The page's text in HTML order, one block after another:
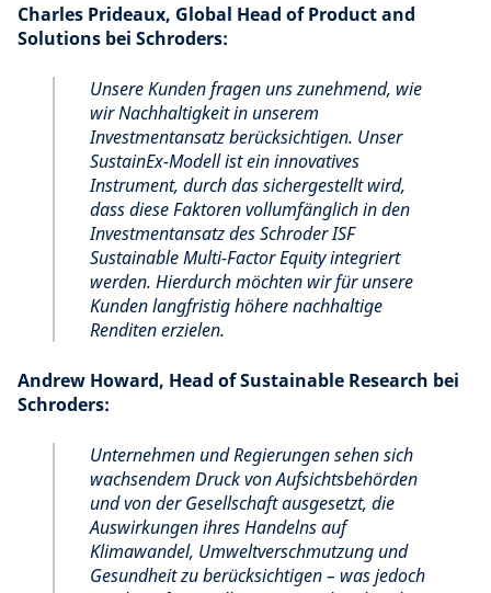
Charles Prideaux, Global Head of Product and
Solutions bei Schroders:
Unsere Kunden fragen uns zunehmend, wie
wir Nachhaltigkeit in unserem
Investmentansatz berücksichtigen. Unser
SustainEx-Modell ist ein innovatives
Instrument, durch das sichergestellt wird,
dass diese Faktoren vollumfänglich in den
Investmentansatz des Schroder ISF
Sustainable Multi-Factor Equity integriert
werden. Hierdurch möchten wir für unsere
Kunden langfristig höhere nachhaltige
Renditen erzielen.
Andrew Howard, Head of Sustainable Research bei
Schroders:
Unternehmen und Regierungen sehen sich
wachsendem Druck von Aufsichtsbehörden
und von der Gesellschaft ausgesetzt, die
Auswirkungen ihres Handelns auf
Klimawandel, Umweltverschmutzung und
Gesundheit zu berücksichtigen – was jedoch